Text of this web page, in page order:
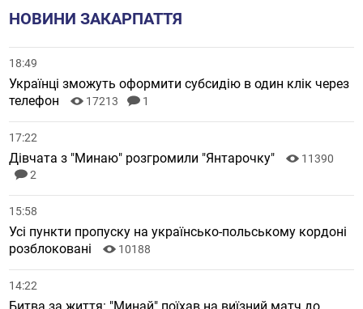
НОВИНИ ЗАКАРПАТТЯ
18:49
Українці зможуть оформити субсидію в один клік через
телефон
17213 1
17:22
Дівчата з "Минаю" розгромили "Янтарочку"
11390
2
15:58
Усі пункти пропуску на українсько-польському кордоні
розблоковані
10188
14:22